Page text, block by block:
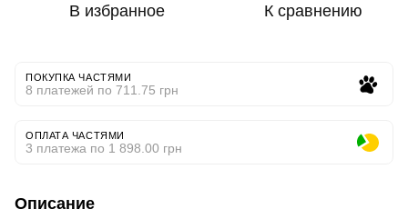
В избранное К сравнению
ПОКУПКА ЧАСТЯМИ
8 платежей по 711.75 грн
ОПЛАТА ЧАСТЯМИ
3 платежа по 1 898.00 грн
Описание